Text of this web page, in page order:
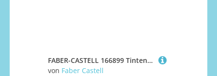
FABER-CASTELL 166899 Tintenschreiber ECCO PIGMENT 0,8 mm schwarz
von Faber Castell